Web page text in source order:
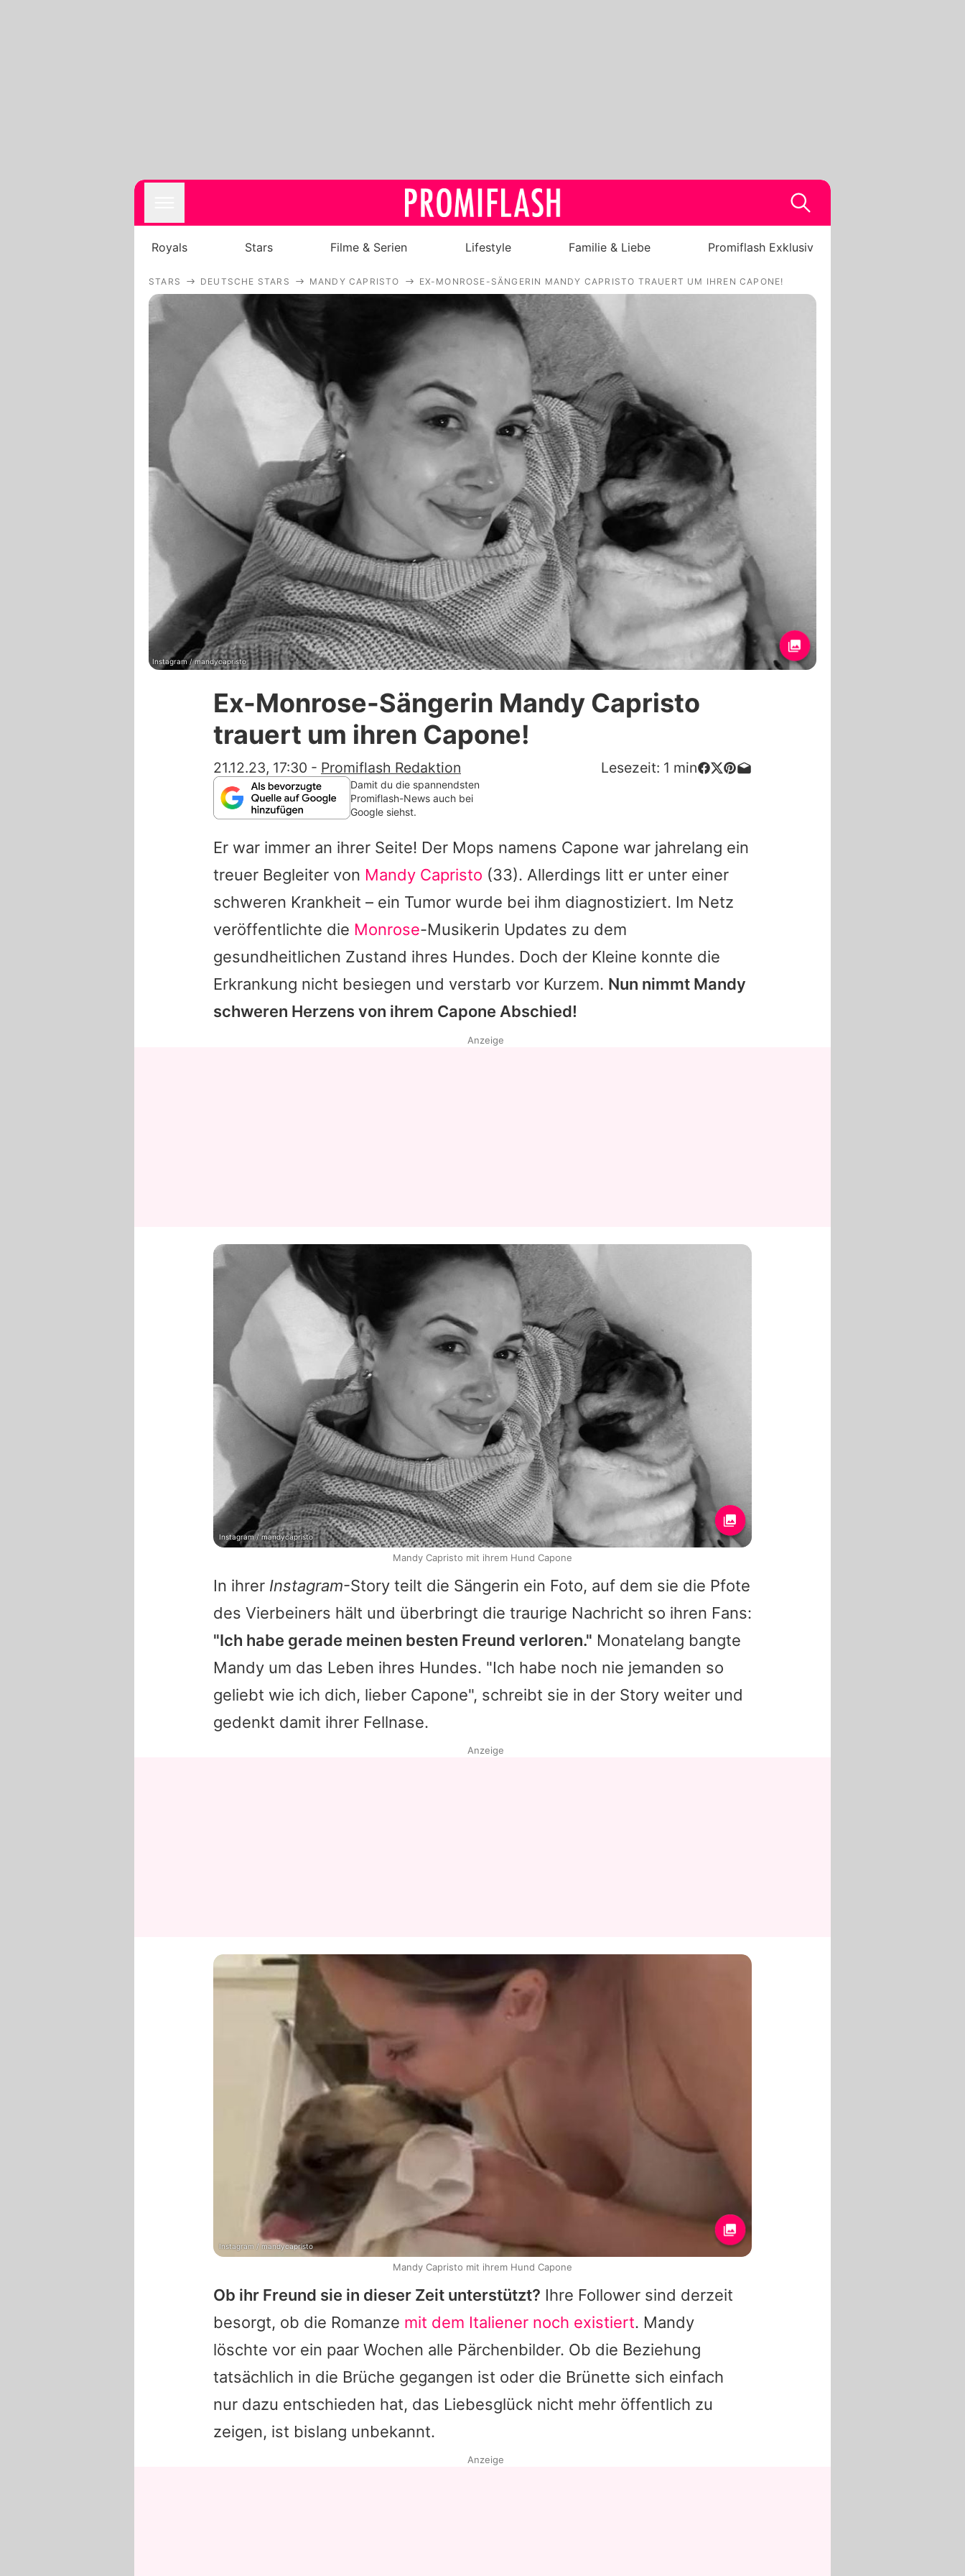
Royals
Stars
Filme & Serien
Familie & Liebe
Promiflash Exklusiv
Alle Themen auf Promiflash
Jobs
App runterladen
Team
Redaktionelle Richtlinien
Impressum
Datenschutzerklärung
Nutzungsbedingungen
Utiq verwalten
Royals Stars Filme & Serien Lifestyle Familie & Liebe Promiflash Exklusiv
STARS DEUTSCHE STARS MANDY CAPRISTO EX-MONROSE-SÄNGERIN MANDY CAPRISTO TRAUERT UM IHREN CAPONE!
Instagram / mandycapristo
Ex-Monrose-Sängerin Mandy Capristo
trauert um ihren Capone!
21.12.23, 17:30 - Promiflash Redaktion Lesezeit: 1 min
Damit du die spannendsten
Promiflash-News auch bei
Google siehst.
Er war immer an ihrer Seite! Der Mops namens Capone war jahrelang ein
treuer Begleiter von Mandy Capristo (33). Allerdings litt er unter einer
schweren Krankheit – ein Tumor wurde bei ihm diagnostiziert. Im Netz
veröffentlichte die Monrose-Musikerin Updates zu dem
gesundheitlichen Zustand ihres Hundes. Doch der Kleine konnte die
Erkrankung nicht besiegen und verstarb vor Kurzem. Nun nimmt Mandy
schweren Herzens von ihrem Capone Abschied!
In ihrer Instagram-Story teilt die Sängerin ein Foto, auf dem sie die Pfote
des Vierbeiners hält und überbringt die traurige Nachricht so ihren Fans:
"Ich habe gerade meinen besten Freund verloren." Monatelang bangte
Mandy um das Leben ihres Hundes. "Ich habe noch nie jemanden so
geliebt wie ich dich, lieber Capone", schreibt sie in der Story weiter und
gedenkt damit ihrer Fellnase.
Ob ihr Freund sie in dieser Zeit unterstützt? Ihre Follower sind derzeit
besorgt, ob die Romanze mit dem Italiener noch existiert. Mandy
löschte vor ein paar Wochen alle Pärchenbilder. Ob die Beziehung
tatsächlich in die Brüche gegangen ist oder die Brünette sich einfach
nur dazu entschieden hat, das Liebesglück nicht mehr öffentlich zu
zeigen, ist bislang unbekannt.
Anzeige
Instagram / mandycapristo
Mandy Capristo mit ihrem Hund Capone
Anzeige
Instagram / mandycapristo
Mandy Capristo mit ihrem Hund Capone
Anzeige